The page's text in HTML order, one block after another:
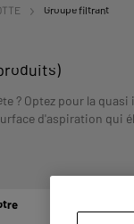
Groupe filtrant
? Optez pour la
d'aspiration qui